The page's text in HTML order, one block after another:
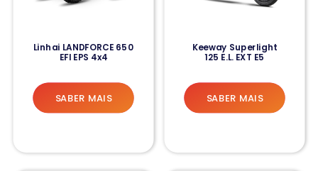
Linhai LANDFORCE 650
EFI EPS 4x4
SABER MAIS
Keeway Superlight
125 E.L. EXT E5
SABER MAIS